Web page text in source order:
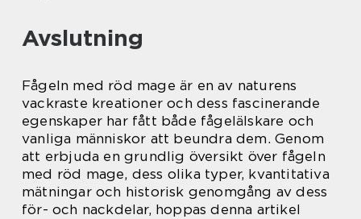
Avslutning
Fågeln med röd mage är en av naturens
vackraste kreationer och dess fascinerande
egenskaper har fått både fågelälskare och
vanliga människor att beundra dem. Genom
att erbjuda en grundlig översikt över fågeln
med röd mage, dess olika typer, kvantitativa
mätningar och historisk genomgång av dess
för- och nackdelar, hoppas denna artikel